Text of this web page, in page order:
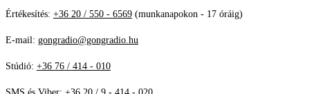
Értékesítés: +36 20 / 550 - 6569 (munkanapokon - 17 óráig)
E-mail: gongradio@gongradio.hu
Stúdió: +36 76 / 414 - 010